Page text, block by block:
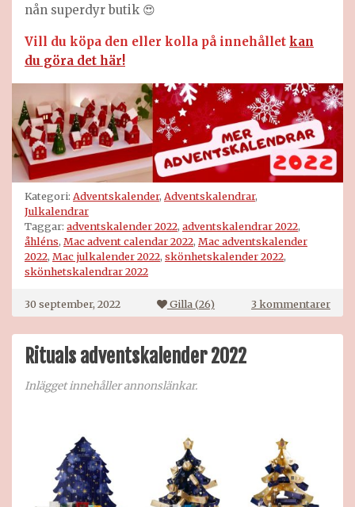
nån superdyr butik 😍
Vill du köpa den eller kolla på innehållet kan
du göra det här!
Kategori: Adventskalender, Adventskalendrar,
Julkalendrar
Taggar: adventskalender 2022, adventskalendrar 2022,
åhléns, Mac advent calendar 2022, Mac adventskalender
2022, Mac julkalender 2022, skönhetskalender 2022,
skönhetskalendrar 2022
30 september, 2022 Gilla (26) 3 kommentarertill
Mac
Rituals adventskalender 2022
Inlägget innehåller annonslänkar.